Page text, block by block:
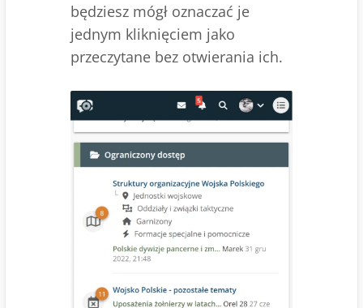
będziesz mógł oznaczać je
jednym kliknięciem jako
przeczytane bez otwierania ich.